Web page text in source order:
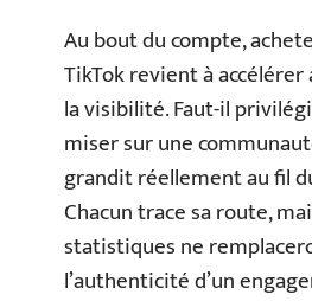
Au bout du compte,
TikTok revient à
la visibilité. Faut-il
miser sur une
grandit réellement au fil
Chacun trace sa route,
statistiques ne
l’authenticité d’un